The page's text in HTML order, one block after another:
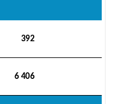
392
6 406